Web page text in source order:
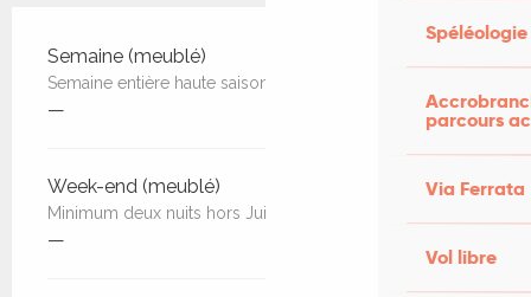
Spéléologie
parcours
Via Ferrata
Vol libre
Tarifs 2026
Semaine (meublé)
Semaine entière haute saison.
—
Week-end (meublé)
Minimum deux nuits hors Juillet et Août.
—